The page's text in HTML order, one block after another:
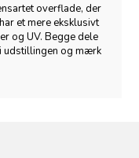
overflade, der
et mere eksklusivt
og UV. Begge dele
udstillingen og mærk